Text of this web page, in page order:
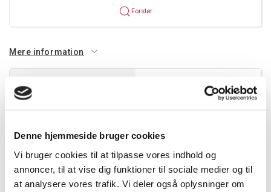
Denne hjemmeside bruger cookies
Vi bruger cookies til at tilpasse vores indhold og
annoncer, til at vise dig funktioner til sociale medier og til
at analysere vores trafik. Vi deler også oplysninger om
Forstør
Mere information
Dokumenter
El-nummer 3921400524
EAN-nummer 3245060376635
Farve Rød